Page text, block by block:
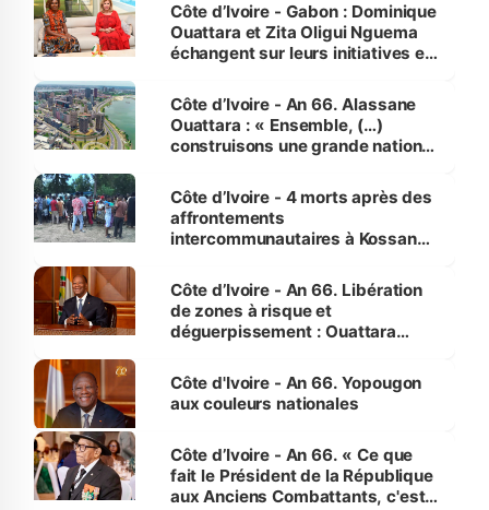
Côte d’Ivoire - Gabon : Dominique
Ouattara et Zita Oligui Nguema
échangent sur leurs initiatives en
enfants
Côte d’Ivoire - An 66. Alassane
Ouattara : « Ensemble, (…)
construisons une grande nation
générations futures »
Côte d’Ivoire - 4 morts après des
affrontements
intercommunautaires à Kossandji
milieu des sinistrés
Côte d’Ivoire - An 66. Libération
de zones à risque et
déguerpissement : Ouattara
l'Etat de droit pour préserver les
vies humaines »
Côte d'Ivoire - An 66. Yopougon
aux couleurs nationales
Côte d’Ivoire - An 66. « Ce que
fait le Président de la République
aux Anciens Combattants, c'est